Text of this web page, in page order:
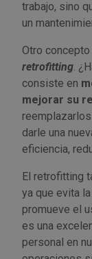
trabajo, sino
un
Otro
retrofitting.
consiste en
mejorar su
darle una
eficiencia,
El retrofitting
ya que evita
promueve el
es una
personal en